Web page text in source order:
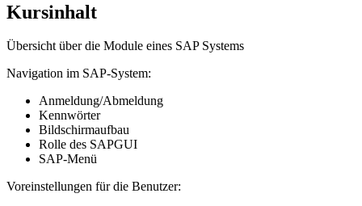
Kursinhalt
Übersicht über die Module eines SAP Systems
Navigation im SAP-System:
Anmeldung/Abmeldung
Kennwörter
Bildschirmaufbau
Rolle des SAPGUI
SAP-Menü
Voreinstellungen für die Benutzer: